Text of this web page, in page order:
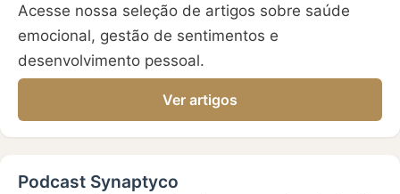
Acesse nossa seleção de artigos sobre saúde
emocional, gestão de sentimentos e
desenvolvimento pessoal.
Ver artigos
Podcast Synaptyco